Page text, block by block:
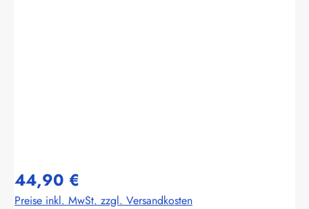
44,90 €
Preise inkl. MwSt. zzgl. Versandkosten